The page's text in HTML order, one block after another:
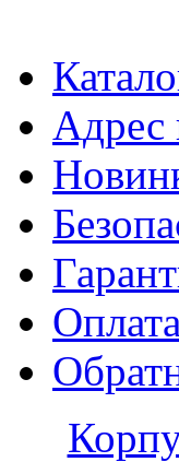
Адрес